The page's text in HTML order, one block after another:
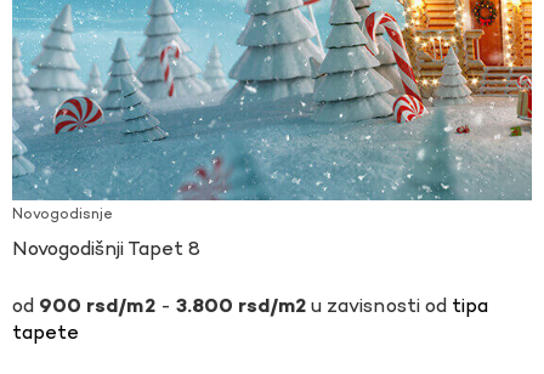
Novogodisnje
Novogodišnji Tapet 8
900 rsd - 3.800 rsd u zavisnosti od tipa
tapete